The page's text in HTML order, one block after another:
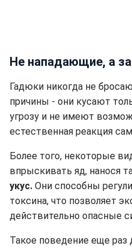
Не нападающие, а
Гадюки никогда не
причины - они кусают
угрозу и не имеют
естественная реакция
Более того, некоторые
впрыскивать яд, нанося
укус. Они способны
токсина, что позволяет
действительно опасные
Такое поведение еще раз